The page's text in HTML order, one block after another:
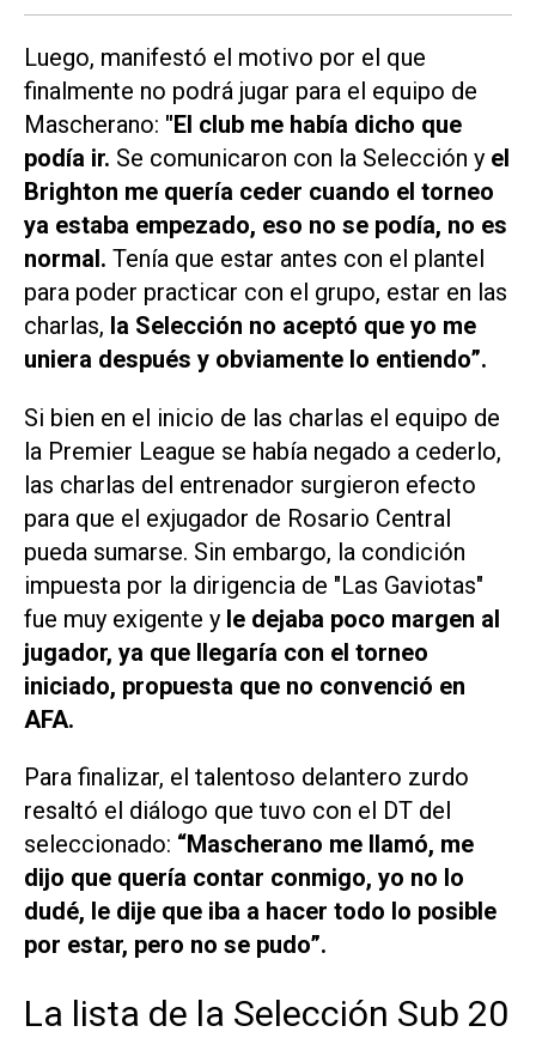
Luego, manifestó el motivo por el que
finalmente no podrá jugar para el equipo de
Mascherano: "El club me había dicho que
podía ir. Se comunicaron con la Selección y el
Brighton me quería ceder cuando el torneo
ya estaba empezado, eso no se podía, no es
normal. Tenía que estar antes con el plantel
para poder practicar con el grupo, estar en las
charlas, la Selección no aceptó que yo me
uniera después y obviamente lo entiendo”.
Si bien en el inicio de las charlas el equipo de
la Premier League se había negado a cederlo,
las charlas del entrenador surgieron efecto
para que el exjugador de Rosario Central
pueda sumarse. Sin embargo, la condición
impuesta por la dirigencia de "Las Gaviotas"
fue muy exigente y le dejaba poco margen al
jugador, ya que llegaría con el torneo
iniciado, propuesta que no convenció en
AFA.
Para finalizar, el talentoso delantero zurdo
resaltó el diálogo que tuvo con el DT del
seleccionado: “Mascherano me llamó, me
dijo que quería contar conmigo, yo no lo
dudé, le dije que iba a hacer todo lo posible
por estar, pero no se pudo”.
La lista de la Selección Sub 20